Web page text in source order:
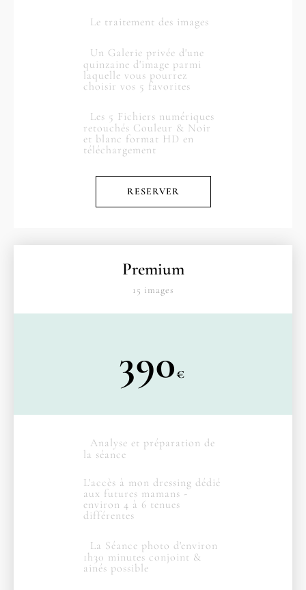
Le traitement des images
Un Galerie privée d'une
quinzaine d'image parmi
laquelle vous pourrez
choisir vos 5 favorites
Les 5 Fichiers numériques
retouchés Couleur & Noir
et blanc format HD en
téléchargement
RESERVER
Premium
15 images
390€
Analyse et préparation de
la séance
L'accès à mon dressing dédié
aux futures mamans -
environ 4 à 6 tenues
différentes
La Séance photo d'environ
1h30 minutes conjoint &
ainés possible